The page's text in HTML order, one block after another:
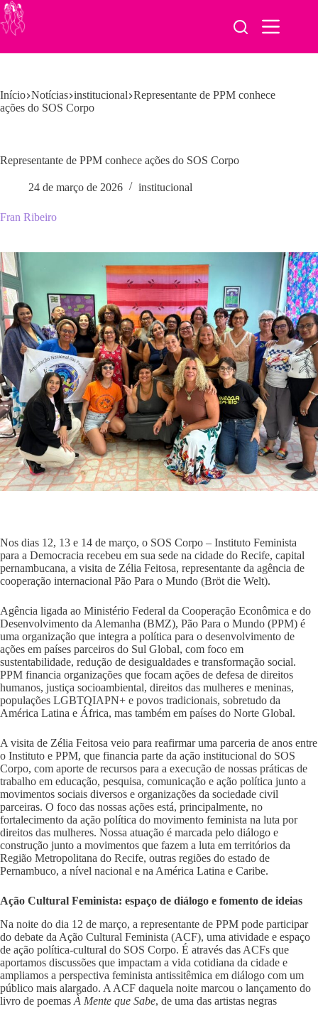
Pular
para
o
Início Notícias institucional Representante de PPM conhece
ações do SOS Corpo
Representante de PPM conhece ações do SOS Corpo
24 de março de 2026 institucional
Fran Ribeiro
Nos dias 12, 13 e 14 de março, o SOS Corpo – Instituto Feminista
para a Democracia recebeu em sua sede na cidade do Recife, capital
pernambucana, a visita de Zélia Feitosa, representante da agência de
cooperação internacional Pão Para o Mundo (Bröt die Welt).
Agência ligada ao Ministério Federal da Cooperação Econômica e do
Desenvolvimento da Alemanha (BMZ), Pão Para o Mundo (PPM) é
uma organização que integra a política para o desenvolvimento de
ações em países parceiros do Sul Global, com foco em
sustentabilidade, redução de desigualdades e transformação social.
PPM financia organizações que focam ações de defesa de direitos
humanos, justiça socioambiental, direitos das mulheres e meninas,
populações LGBTQIAPN+ e povos tradicionais, sobretudo da
América Latina e África, mas também em países do Norte Global.
A visita de Zélia Feitosa veio para reafirmar uma parceria de anos entre
o Instituto e PPM, que financia parte da ação institucional do SOS
Corpo, com aporte de recursos para a execução de nossas práticas de
trabalho em educação, pesquisa, comunicação e ação política junto a
movimentos sociais diversos e organizações da sociedade civil
parceiras. O foco das nossas ações está, principalmente, no
fortalecimento da ação política do movimento feminista na luta por
direitos das mulheres. Nossa atuação é marcada pelo diálogo e
construção junto a movimentos que fazem a luta em territórios da
Região Metropolitana do Recife, outras regiões do estado de
Pernambuco, a nível nacional e na América Latina e Caribe.
Ação Cultural Feminista: espaço de diálogo e fomento de ideias
Na noite do dia 12 de março, a representante de PPM pode participar
do debate da Ação Cultural Feminista (ACF), uma atividade e espaço
de ação política-cultural do SOS Corpo. É através das ACFs que
aportamos discussões que impactam a vida cotidiana da cidade e
ampliamos a perspectiva feminista antissitêmica em diálogo com um
público mais alargado. A ACF daquela noite marcou o lançamento do
livro de poemas À Mente que Sabe, de uma das artistas negras